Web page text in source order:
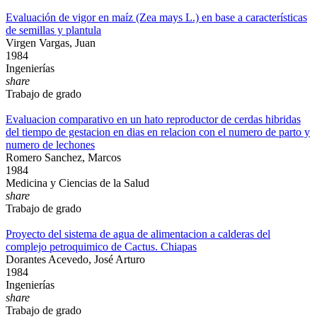
Evaluación de vigor en maíz (Zea mays L.) en base a características
de semillas y plantula
Virgen Vargas, Juan
1984
Ingenierías
share
Trabajo de grado
Evaluacion comparativo en un hato reproductor de cerdas hibridas
del tiempo de gestacion en dias en relacion con el numero de parto y
numero de lechones
Romero Sanchez, Marcos
1984
Medicina y Ciencias de la Salud
share
Trabajo de grado
Proyecto del sistema de agua de alimentacion a calderas del
complejo petroquimico de Cactus. Chiapas
Dorantes Acevedo, José Arturo
1984
Ingenierías
share
Trabajo de grado